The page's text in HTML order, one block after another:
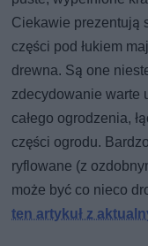
Ciekawie prezentują
części pod łukiem
drewna. Są one
zdecydowanie warte
całego ogrodzenia,
części ogrodu.
ryflowane (z
może być co nieco
ten artykuł z